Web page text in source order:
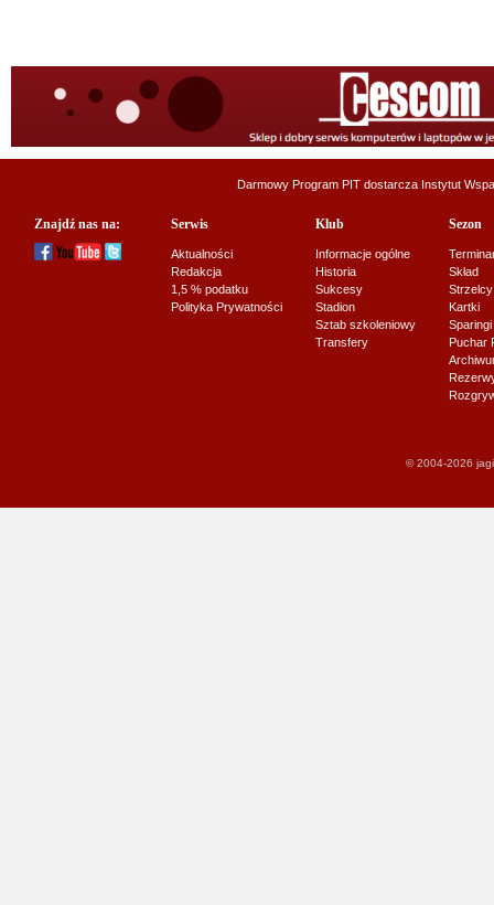
Darmowy Program PIT dostarcza Instytut
Znajdź nas na: Serwis
Aktualności
Redakcja
1,5 % podatku
Polityka Prywatności
Klub
Informacje ogólne
Historia
Sukcesy
Stadion
Sztab szkoleniowy
Transfery
Sezon
Skład
Strzelcy
Kartki
Sparingi
Puchar
© 2004-2026